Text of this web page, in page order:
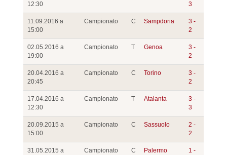
12:30
3
11.09.2016 a
15:00
Campionato C Sampdoria
3 -
2
02.05.2016 a
19:00
Campionato T Genoa
3 -
2
20.04.2016 a
20:45
Campionato C Torino
3 -
2
17.04.2016 a
12:30
Campionato T Atalanta
3 -
3
20.09.2015 a
15:00
Campionato C Sassuolo
2 -
2
31.05.2015 a
Campionato C Palermo
1 -